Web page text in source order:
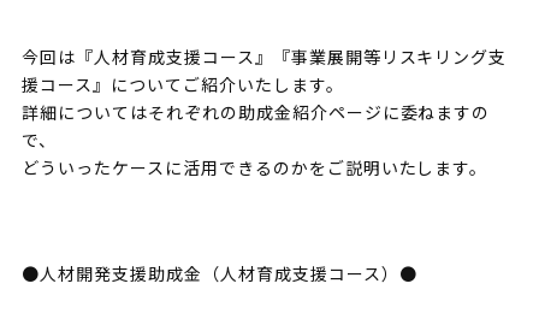
今回は『人材育成支援コース』『事業展開等リスキリング支
援コース』についてご紹介いたします。
詳細についてはそれぞれの助成金紹介ページに委ねますの
で、
どういったケースに活用できるのかをご説明いたします。
●人材開発支援助成金（人材育成支援コース）●